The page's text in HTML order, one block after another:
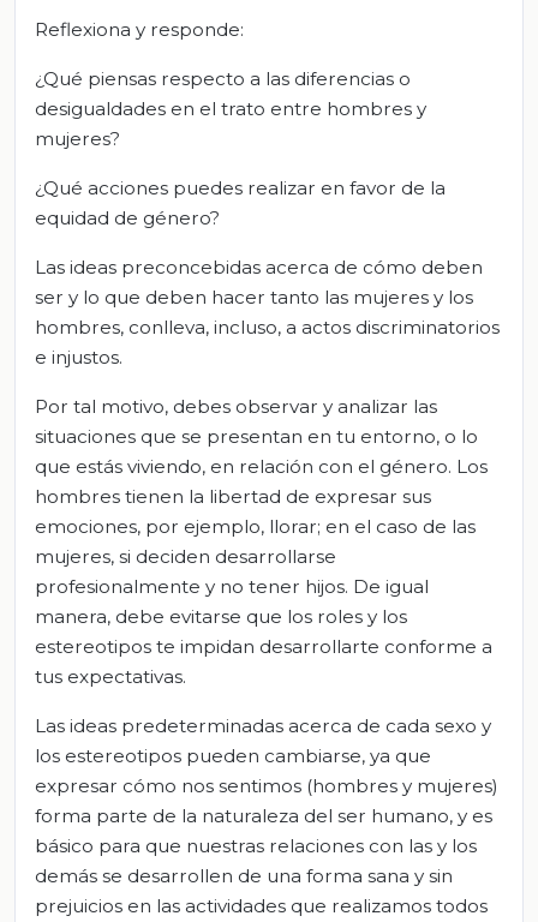
Reflexiona y responde:
¿Qué piensas respecto a las diferencias o
desigualdades en el trato entre hombres y
mujeres?
¿Qué acciones puedes realizar en favor de la
equidad de género?
Las ideas preconcebidas acerca de cómo deben
ser y lo que deben hacer tanto las mujeres y los
hombres, conlleva, incluso, a actos discriminatorios
e injustos.
Por tal motivo, debes observar y analizar las
situaciones que se presentan en tu entorno, o lo
que estás viviendo, en relación con el género. Los
hombres tienen la libertad de expresar sus
emociones, por ejemplo, llorar; en el caso de las
mujeres, si deciden desarrollarse
profesionalmente y no tener hijos. De igual
manera, debe evitarse que los roles y los
estereotipos te impidan desarrollarte conforme a
tus expectativas.
Las ideas predeterminadas acerca de cada sexo y
los estereotipos pueden cambiarse, ya que
expresar cómo nos sentimos (hombres y mujeres)
forma parte de la naturaleza del ser humano, y es
básico para que nuestras relaciones con las y los
demás se desarrollen de una forma sana y sin
prejuicios en las actividades que realizamos todos